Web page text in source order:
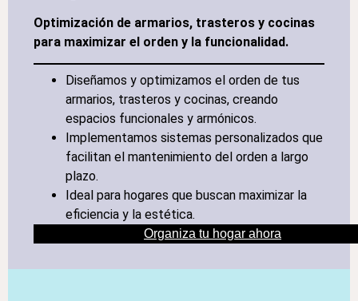
Optimización de armarios, trasteros y cocinas
para maximizar el orden y la funcionalidad.
Diseñamos y optimizamos el orden de tus
armarios, trasteros y cocinas, creando
espacios funcionales y armónicos.
Implementamos sistemas personalizados que
facilitan el mantenimiento del orden a largo
plazo.
Ideal para hogares que buscan maximizar la
eficiencia y la estética.
Organiza tu hogar ahora